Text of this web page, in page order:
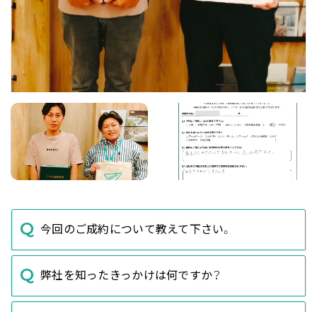
今回のご成約について教えて下さい。
弊社を知ったきっかけは何ですか？